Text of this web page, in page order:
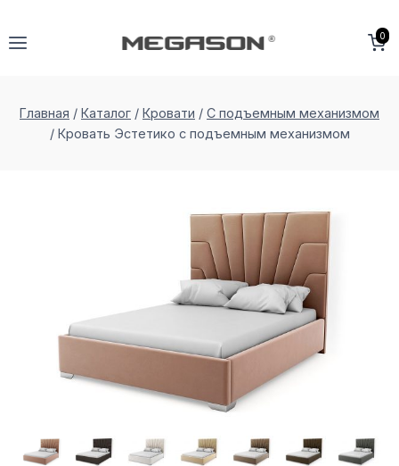
0
Главная / Каталог / Кровати / С подъемным механизмом
/ Кровать Эстетико с подъемным меxанизмом